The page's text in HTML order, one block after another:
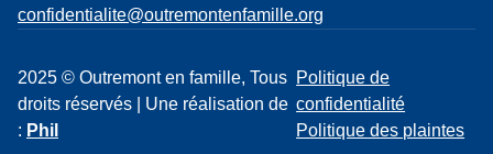
confidentialite@outremontenfamille.org
2025 © Outremont en famille, Tous
droits réservés | Une réalisation de
: Phil
Politique de
confidentialité
Politique des plaintes